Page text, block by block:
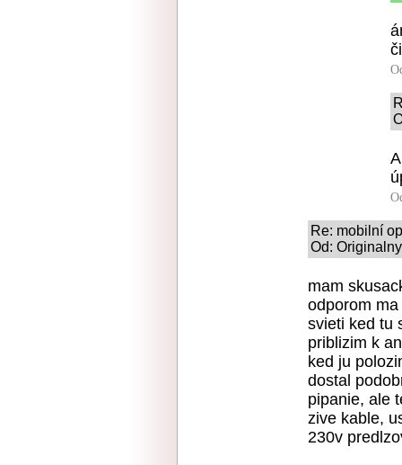
Re: mobilní
Od:
mam
odporom
svieti ked tu
priblizim k
ked ju
dostal
pipanie, ale
zive kable,
230v